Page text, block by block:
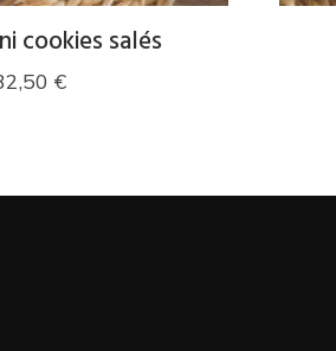
cookies salés
€